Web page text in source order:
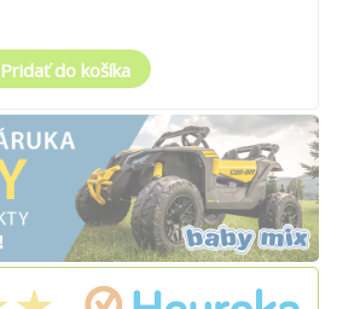
Pridať do košíka